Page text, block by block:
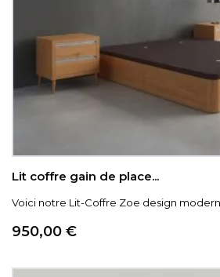
Lit coffre gain de place...
Voici notre Lit-Coffre Zoe design
Prix
950,00 €